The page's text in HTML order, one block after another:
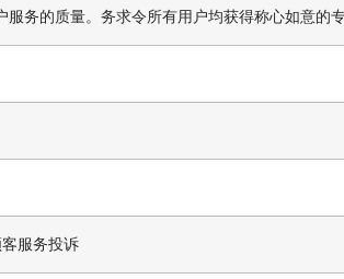
务的质量。务求令所有用户均获得称心如意的
服务投诉